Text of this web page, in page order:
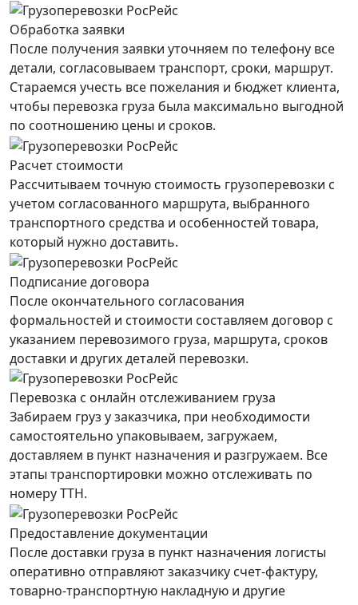
Обработка заявки
После получения заявки уточняем по телефону все
детали, согласовываем транспорт, сроки, маршрут.
Стараемся учесть все пожелания и бюджет клиента,
чтобы перевозка груза была максимально выгодной
по соотношению цены и сроков.
Расчет стоимости
Рассчитываем точную стоимость грузоперевозки с
учетом согласованного маршрута, выбранного
транспортного средства и особенностей товара,
который нужно доставить.
Подписание договора
После окончательного согласования
формальностей и стоимости составляем договор с
указанием перевозимого груза, маршрута, сроков
доставки и других деталей перевозки.
Перевозка с онлайн отслеживанием груза
Забираем груз у заказчика, при необходимости
самостоятельно упаковываем, загружаем,
доставляем в пункт назначения и разгружаем. Все
этапы транспортировки можно отслеживать по
номеру ТТН.
Предоставление документации
После доставки груза в пункт назначения логисты
оперативно отправляют заказчику счет-фактуру,
товарно-транспортную накладную и другие